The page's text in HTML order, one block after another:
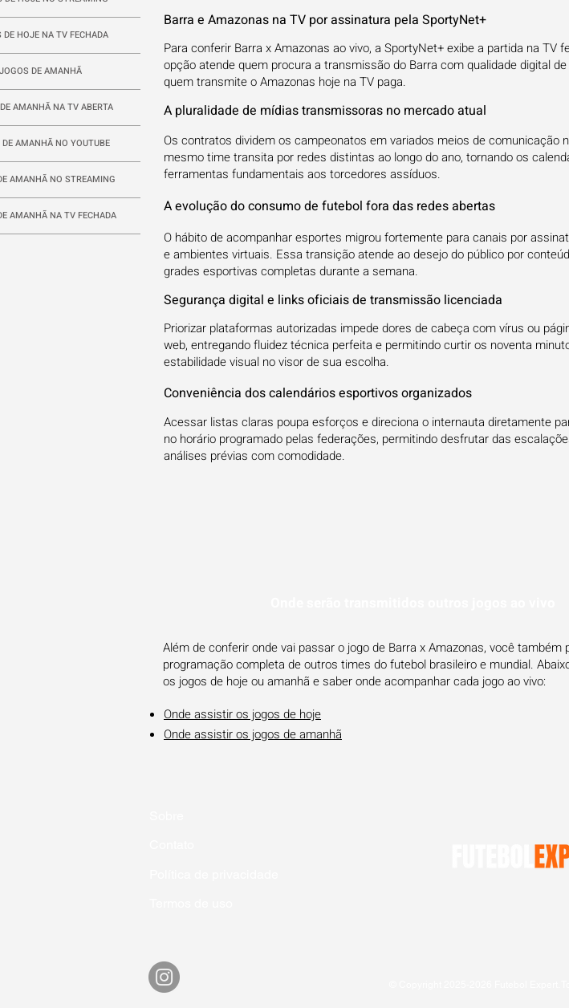
DE HOJE NA TV FECHADA
DE AMANHÃ
AMANHÃ NA TV ABERTA
AMANHÃ NO YOUTUBE
AMANHÃ NO STREAMING
AMANHÃ NA TV FECHADA
Barra e Amazonas na TV por assinatura pela SportyNet+
Para conferir Barra x Amazonas ao vivo, a SportyNet+ exibe a partida na TV
opção atende quem procura a transmissão do Barra com qualidade digital de
quem transmite o Amazonas hoje na TV paga.
A pluralidade de mídias transmissoras no mercado atual
Os contratos dividem os campeonatos em variados meios de comunicação
mesmo time transita por redes distintas ao longo do ano, tornando os
ferramentas fundamentais aos torcedores assíduos.
A evolução do consumo de futebol fora das redes abertas
O hábito de acompanhar esportes migrou fortemente para canais por
e ambientes virtuais. Essa transição atende ao desejo do público por
grades esportivas completas durante a semana.
Segurança digital e links oficiais de transmissão licenciada
Priorizar plataformas autorizadas impede dores de cabeça com vírus ou
web, entregando fluidez técnica perfeita e permitindo curtir os noventa
estabilidade visual no visor de sua escolha.
Conveniência dos calendários esportivos organizados
Acessar listas claras poupa esforços e direciona o internauta diretamente
no horário programado pelas federações, permitindo desfrutar das
análises prévias com comodidade.
Além de conferir onde vai passar o jogo de Barra x Amazonas, você também
programação completa de outros times do futebol brasileiro e mundial.
os jogos de hoje ou amanhã e saber onde acompanhar cada jogo ao vivo:
Onde assistir os jogos de hoje
Onde assistir os jogos de amanhã